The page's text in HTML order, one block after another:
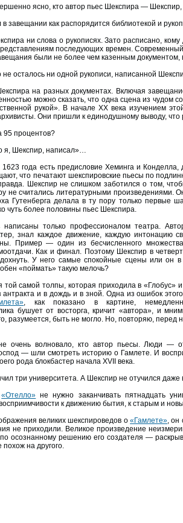
ясно, кто автор пьес Шекспира —
завещании как распорядится библиотекой и
ни слова о рукописях. Зато расписано,
последующих времен.
были не более чем казенным
осталось ни одной рукописи, написанной
на разных документах. Включая
можно сказать, что одна сцена из
рукой». В начале XX века изучением
Они пришли к единодушному выводу, что
процентов?
я, Шекспир, написал»…
года есть предисловие Хеминга и Конделла,
что печатают шекспировские пьесы по
Шекспир не слишком заботился о том,
не считались литературными произведениями.
Гутенберга делала в ту пору только первые
чуть более половины пьес Шекспира.
написаны только профессионалом театра.
знал каждое движение, каждую интонацию
Пример — один из бесчисленного
Как и финал. Поэтому Шекспир в
У него самые спокойные сцены или он
«поймать» такую мелочь?
той самой толпы, которая приходила в «Глобус»
и в дождь и в зной. Одна из ошибок
, как показано в картине,
бушует от восторга, кричит «автора», и
разумеется, быть не могло. Но, повторяю, перед
очень волновало, кто автор пьесы. Люди —
— шли смотреть историю о Гамлете. И
рода блокбастер начала XVII века.
три университета. А Шекспир не отучился
«Отелло» не нужно заканчивать пятнадцать
к движению бытия, к старым и
великих шекспироведов о«Гамлете», он
не приходили. Великое произведение
осознанному решению его создателя —
на другого.